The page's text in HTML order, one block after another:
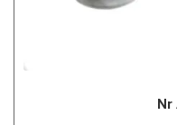
Nr